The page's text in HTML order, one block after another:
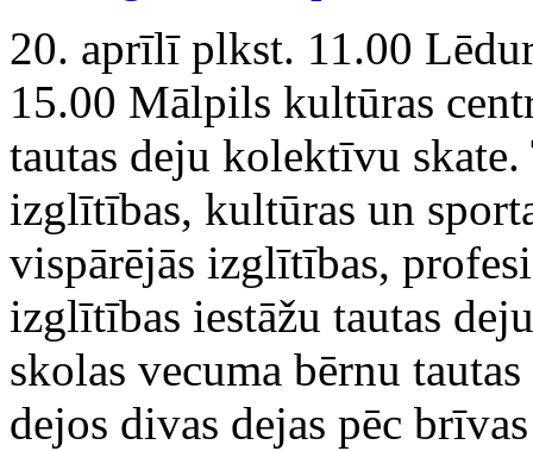
20. aprīlī plkst. 11.00
15.00 Mālpils kultūras
tautas deju kolektīvu
izglītības, kultūras un
vispārējās izglītības,
izglītības iestāžu tautas
skolas vecuma bērnu
dejos divas dejas pēc